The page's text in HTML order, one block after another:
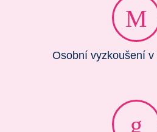
Osobní vyzkoušení v